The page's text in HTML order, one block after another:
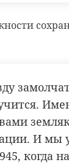
И мы
когда